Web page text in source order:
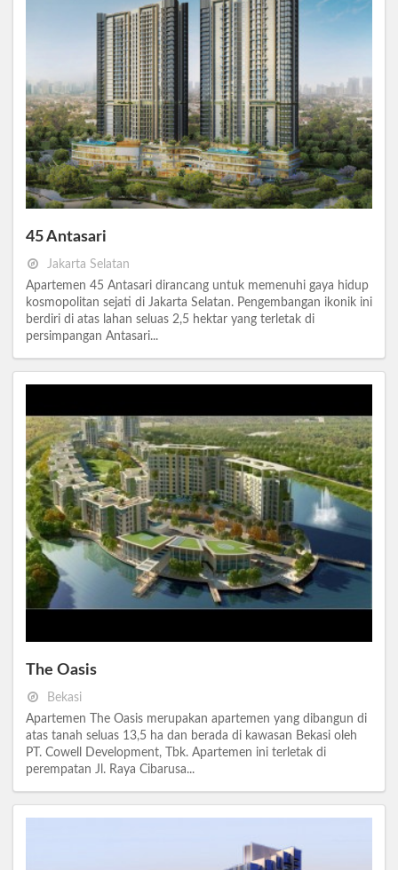
45 Antasari
Jakarta Selatan
Apartemen 45 Antasari dirancang untuk memenuhi gaya hidup
kosmopolitan sejati di Jakarta Selatan. Pengembangan ikonik ini
berdiri di atas lahan seluas 2,5 hektar yang terletak di
persimpangan Antasari...
The Oasis
Bekasi
Apartemen The Oasis merupakan apartemen yang dibangun di
atas tanah seluas 13,5 ha dan berada di kawasan Bekasi oleh
PT. Cowell Development, Tbk. Apartemen ini terletak di
perempatan Jl. Raya Cibarusa...